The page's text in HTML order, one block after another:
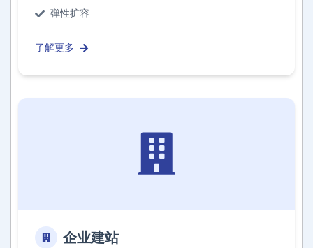
弹性扩容
了解更多
企业建站